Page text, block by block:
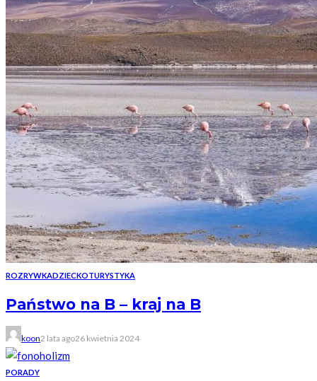
ROZRYWKADZIECKOTURYSTYKA
Państwo na B – kraj na B
koon2 lata ago26 kwietnia 2024
PORADY